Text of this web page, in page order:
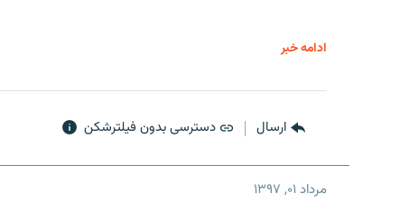
ادامه خبر
ارسال دسترسی بدون فیلترشکن
مرداد ۰۱, ۱۳۹۷